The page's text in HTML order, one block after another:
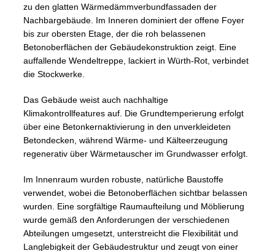
zu den glatten Wärmedämmverbundfassaden der
Nachbargebäude. Im Inneren dominiert der offene Foyer
bis zur obersten Etage, der die roh belassenen
Betonoberflächen der Gebäudekonstruktion zeigt. Eine
auffallende Wendeltreppe, lackiert in Würth-Rot, verbindet
die Stockwerke.
Das Gebäude weist auch nachhaltige
Klimakontrollfeatures auf. Die Grundtemperierung erfolgt
über eine Betonkernaktivierung in den unverkleideten
Betondecken, während Wärme- und Kälteerzeugung
regenerativ über Wärmetauscher im Grundwasser erfolgt.
Im Innenraum wurden robuste, natürliche Baustoffe
verwendet, wobei die Betonoberflächen sichtbar belassen
wurden. Eine sorgfältige Raumaufteilung und Möblierung
wurde gemäß den Anforderungen der verschiedenen
Abteilungen umgesetzt, unterstreicht die Flexibilität und
Langlebigkeit der Gebäudestruktur und zeugt von einer